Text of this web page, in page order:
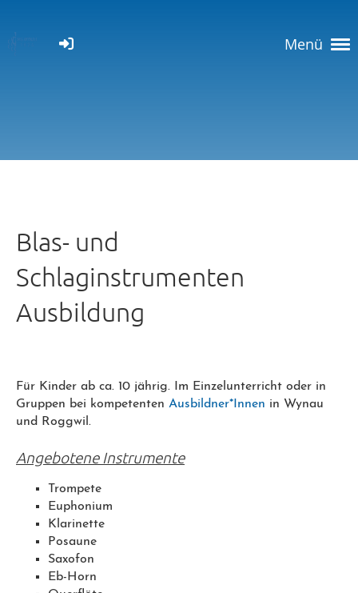
Menü
Blas- und
Schlaginstrumenten
Ausbildung
Für Kinder ab ca. 10 jährig. Im Einzelunterricht oder in
Gruppen bei kompetenten Ausbildner*Innen in Wynau
und Roggwil.
Angebotene Instrumente
Trompete
Euphonium
Klarinette
Posaune
Saxofon
Eb-Horn